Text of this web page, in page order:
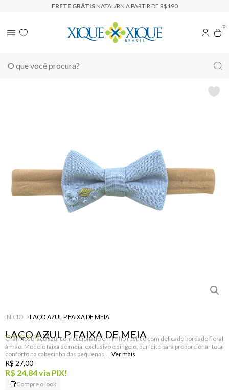
FRETE GRÁTIS NATAL/RN A PARTIR DE R$190
0
INÍCIO LAÇO AZUL P FAIXA DE MEIA
LAÇO AZUL P FAIXA DE MEIA
(0)
Charmoso laço azul confeccionado em linho rústico com delicado bordado floral
à mão. Modelo faixa de meia, exclusivo e singelo, perfeito para proporcionar total
conforto na cabecinha das pequenas.
R$ 24,84via PIX!
R$ 27,00
Compre o look